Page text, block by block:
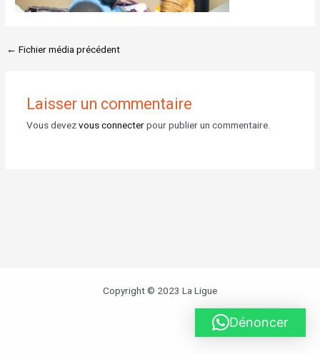
← Fichier média précédent
Laisser un commentaire
Vous devezvous connecterpour publier un commentaire.
Copyright © 2023 La Ligue
Dénoncer